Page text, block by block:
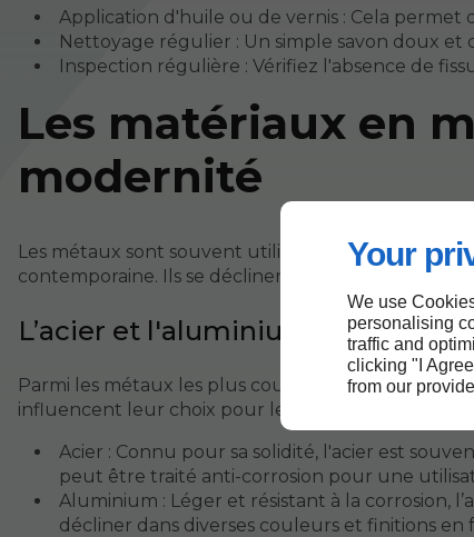
Your
We use
personalising
traffic and
clicking "I
from our
Application d'huile ou de vernis : Cela
Nettoyage régulier : Un simple savon doux
Inspection régulière : Vérifiez l'absence de
Les matériaux en
modernité
Les métaux sont souvent utilisés pour le mobilier
contemporaine. Ils se déclinent en plusieurs styles
L’acier et l'aluminium
Parmi les métaux les plus couramment utilisés,
influencent leur choix pour le mobilier extérieur.
Acier : Connu pour sa solidité, l'acier est
peut être traité anti-corrosion pour une
Aluminium : Léger et résistant à la corrosion,
décliner dans diverses couleurs et finitions en